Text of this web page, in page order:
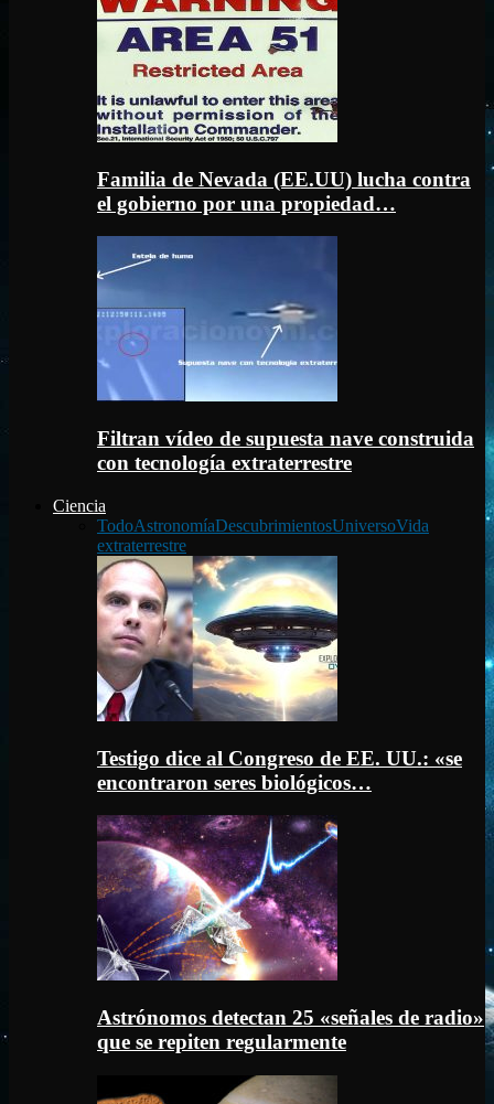
Familia de Nevada (EE.UU) lucha contra
el gobierno por una propiedad…
Filtran vídeo de supuesta nave construida
con tecnología extraterrestre
Ciencia
TodoAstronomíaDescubrimientosUniversoVida
extraterrestre
Testigo dice al Congreso de EE. UU.: «se
encontraron seres biológicos…
Astrónomos detectan 25 «señales de radio»
que se repiten regularmente